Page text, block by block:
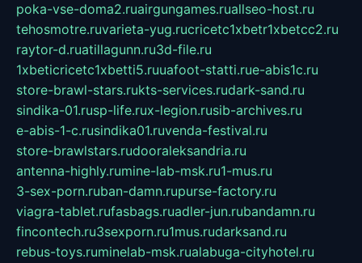
poka-vse-doma2.ruairgungames.ruallseo-host.ru
tehosmotre.ruvarieta-yug.rucricetc1xbetr1xbetcc2.ru
raytor-d.ruatillagunn.ru3d-file.ru
1xbeticricetc1xbetti5.ruuafoot-statti.rue-abis1c.ru
store-brawl-stars.rukts-services.rudark-sand.ru
sindika-01.rusp-life.rux-legion.rusib-archives.ru
e-abis-1-c.rusindika01.ruvenda-festival.ru
store-brawlstars.rudooraleksandria.ru
antenna-highly.rumine-lab-msk.ru1-mus.ru
3-sex-porn.ruban-damn.rupurse-factory.ru
viagra-tablet.rufasbags.ruadler-jun.rubandamn.ru
fincontech.ru3sexporn.ru1mus.rudarksand.ru
rebus-toys.ruminelab-msk.rualabuga-cityhotel.ru